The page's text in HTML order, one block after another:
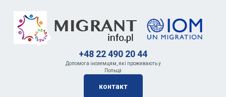
+48 22 490 20 44
Допомога іноземцям, які проживають у
Польщі
контакт